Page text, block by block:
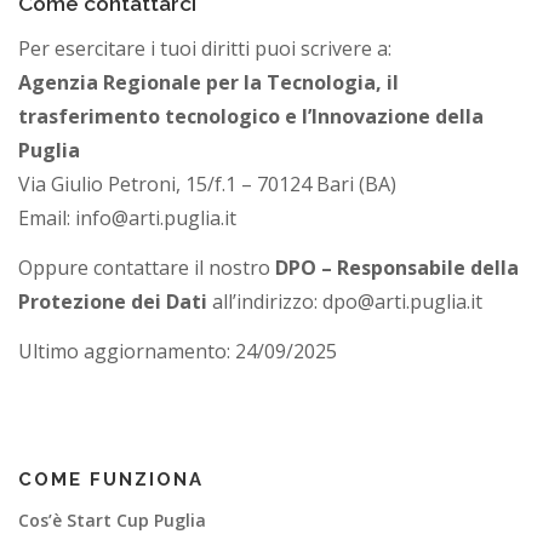
Per esercitare i tuoi diritti puoi scrivere a:
Agenzia Regionale per la Tecnologia, il
trasferimento tecnologico e l’Innovazione della
Puglia
Via Giulio Petroni, 15/f.1 – 70124 Bari (BA)
Email: info@arti.puglia.it
Oppure contattare il nostro DPO – Responsabile della
Protezione dei Dati all’indirizzo: dpo@arti.puglia.it
Ultimo aggiornamento: 24/09/2025
COME FUNZIONA
Cos’è Start Cup Puglia